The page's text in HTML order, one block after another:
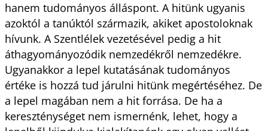
hanem tudományos álláspont. A hitünk ugyanis
azoktól a tanúktól származik, akiket apostoloknak
hívunk. A Szentlélek vezetésével pedig a hit
áthagyományozódik nemzedékről nemzedékre.
Ugyanakkor a lepel kutatásának tudományos
értéke is hozzá tud járulni hitünk megértéséhez. De
a lepel magában nem a hit forrása. De ha a
kereszténységet nem ismernénk, lehet, hogy a